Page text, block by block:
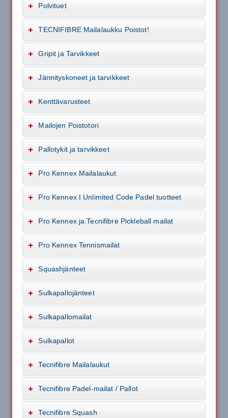
Polvituet
TECNIFIBRE Mailalaukku Poistot!
Gripit ja Tarvikkeet
Jännityskoneet ja tarvikkeet
Kenttävarusteet
Mailojen Poistotori
Pallotykit ja tarvikkeet
Pro Kennex Mailalaukut
Pro Kennex I Unlimited Code Padel tuotteet
Pro Kennex ja Tecnifibre Pickleball mailat
Pro Kennex Tennismailat
Squashjänteet
Sulkapallojänteet
Sulkapallomailat
Sulkapallot
Tecnifibre Mailalaukut
Tecnifibre Padel-mailat / Pallot
Tecnifibre Squash